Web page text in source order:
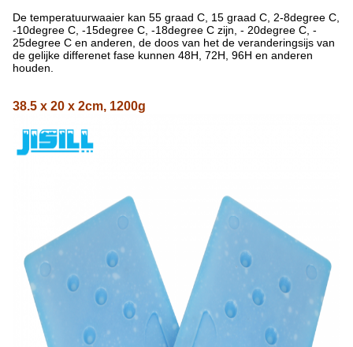
De temperatuurwaaier kan 55 graad C, 15 graad C, 2-8degree C,
-10degree C, -15degree C, -18degree C zijn, - 20degree C, -
25degree C en anderen, de doos van het de veranderingsijs van
de gelijke differenet fase kunnen 48H, 72H, 96H en anderen
houden.
38.5 x 20 x 2cm, 1200g